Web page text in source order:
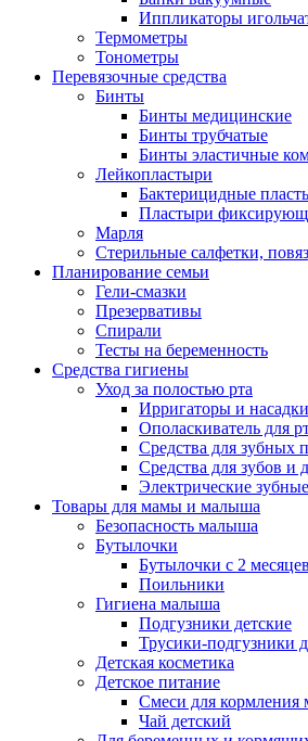
Иппликаторы
Термометры
Тонометры
Перевязочные средства
Бинты
Бинты медицинские
Бинты трубчатые
Бинты эластичные
Лейкопластыри
Бактерицидные
Пластыри
Марля
Стерильные салфетки,
Планирование семьи
Гели-смазки
Презервативы
Спирали
Тесты на беременность
Средства гигиены
Уход за полостью рта
Ирригаторы и
Ополаскиватель для
Средства для зубных
Средства для зубов и
Электрические
Товары для мамы и малыша
Безопасность малыша
Бутылочки
Бутылочки с 2 месяцев
Поильники
Гигиена малыша
Подгузники детские
Трусики-подгузники
Детская косметика
Детское питание
Смеси для кормления
Чай детский